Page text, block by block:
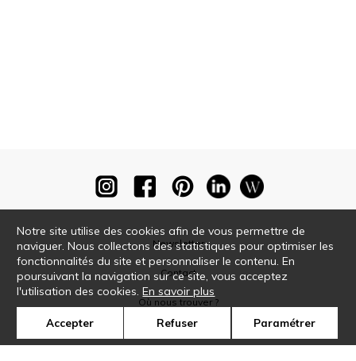
Newsletter
Contact
Où nous trouver ?
Notre site utilise des cookies afin de vous permettre de
naviguer. Nous collectons des statistiques pour optimiser les
fonctionnalités du site et personnaliser le contenu. En
poursuivant la navigation sur ce site, vous acceptez
l'utilisation des cookies.En savoir plus
Accepter Refuser Paramétrer